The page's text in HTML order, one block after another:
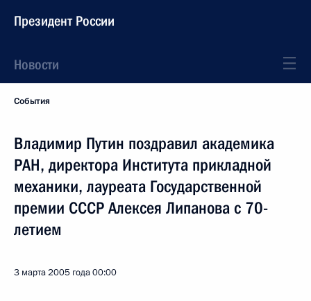
Президент России
Новости
События
Владимир Путин поздравил академика
РАН, директора Института прикладной
механики, лауреата Государственной
премии СССР Алексея Липанова с 70-
летием
3 марта 2005 года00:00